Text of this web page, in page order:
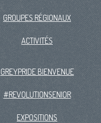
GROUPES RÉGIONAUX
ACTIVITÉS
GREYPRIDE BIENVENUE
#REVOLUTIONSENIOR
EXPOSITIONS